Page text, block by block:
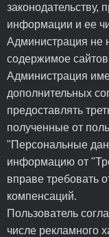
законодательству,
информации и ее
Администрация не
содержимое
Администрация
дополнительных
предоставлять
полученные от
"Персональные
информацию от
вправе требовать
компенсаций.
Пользователь
числе рекламного